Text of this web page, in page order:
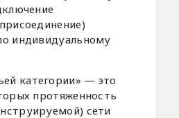
индивидуальному
категории» — это
протяженность
сети